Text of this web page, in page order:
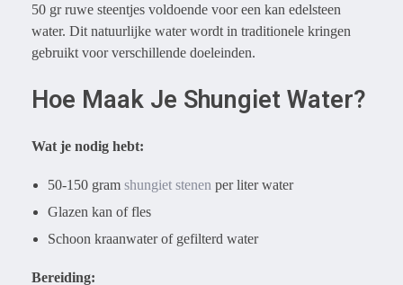
50 gr ruwe steentjes voldoende voor een kan edelsteen
water. Dit natuurlijke water wordt in traditionele kringen
gebruikt voor verschillende doeleinden.
Hoe Maak Je Shungiet Water?
Wat je nodig hebt:
50-150 gram shungiet stenen per liter water
Glazen kan of fles
Schoon kraanwater of gefilterd water
Bereiding: